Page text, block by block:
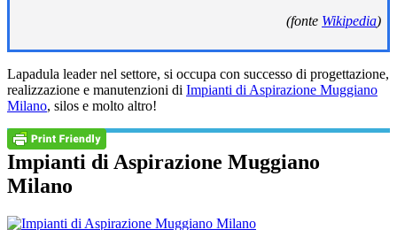
(fonte Wikipedia)
Lapadula leader nel settore, si occupa con successo di progettazione,
realizzazione e manutenzioni di Impianti di Aspirazione Muggiano
Milano, silos e molto altro!
Impianti di Aspirazione Muggiano
Milano